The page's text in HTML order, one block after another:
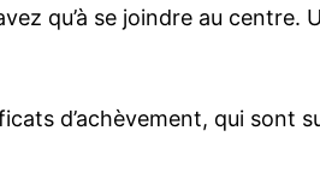
qu’à se joindre au
d’achèvement, qui sont